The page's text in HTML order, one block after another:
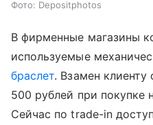
Фото: Depositphotos
В фирменные магазины
используемые
браслет. Взамен
500 рублей при покупке
Сейчас по trade-in